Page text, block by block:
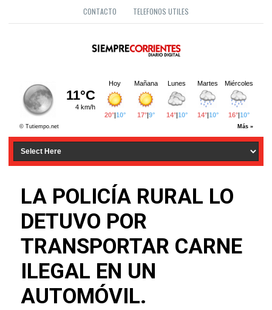
CONTACTO TELEFONOS UTILES
LA POLICÍA RURAL LO
DETUVO POR
TRANSPORTAR CARNE
ILEGAL EN UN
AUTOMÓVIL.